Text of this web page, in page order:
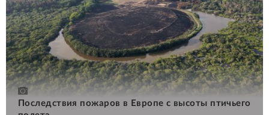
Последствия пожаров в Европе с высоты птичьего